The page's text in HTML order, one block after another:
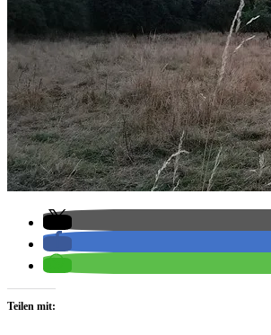
Teilen mit: